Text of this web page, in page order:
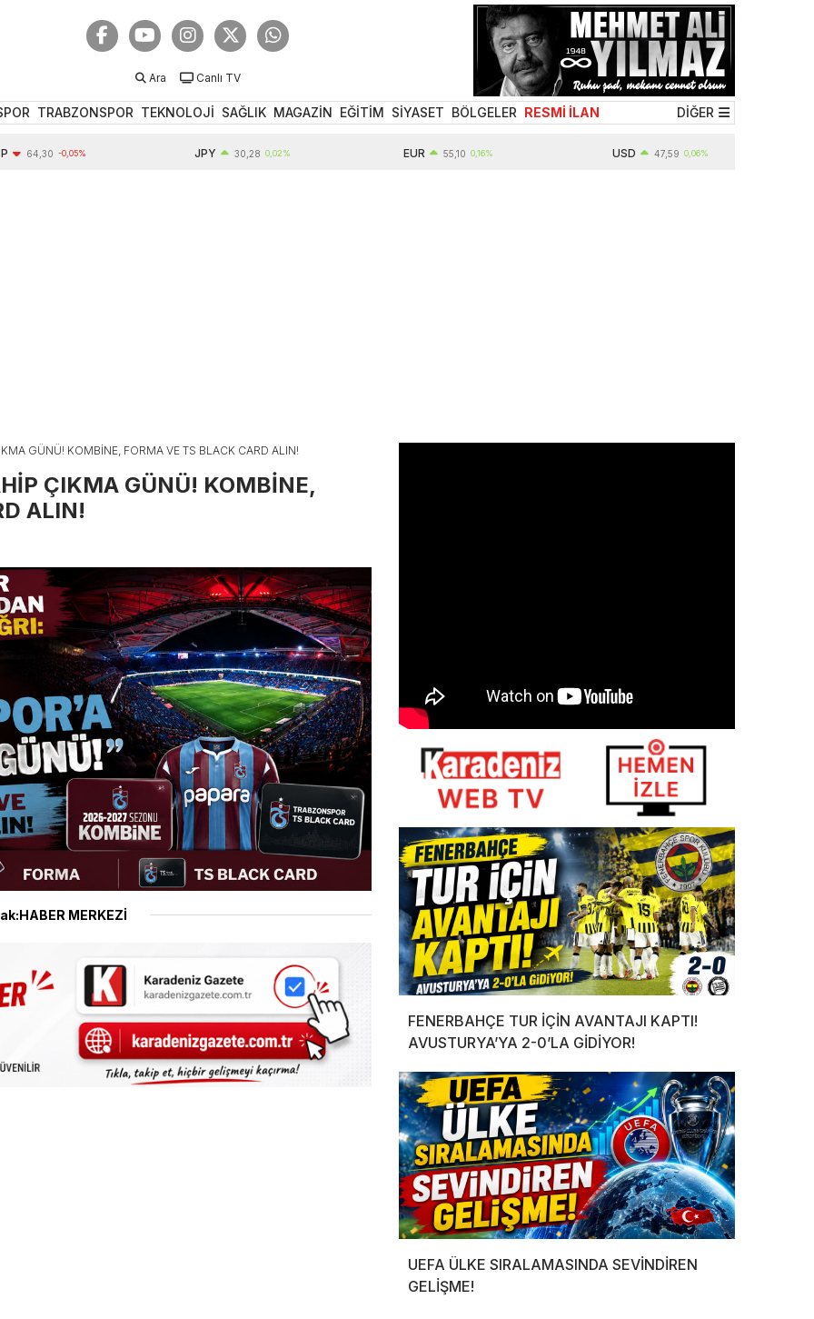
Ara Canlı TV
TRABZONSPOR TEKNOLOJİ SAĞLIK MAGAZİN EĞİTİM SİYASET BÖLGELER RESMİ İLAN DİĞER
-0,05% 30,28 0,02% 55,10 0,16% 47,59 0,06%
GÜNÜ! KOMBİNE, FORMA VE TS BLACK CARD ALIN!
ÇIKMA GÜNÜ! KOMBİNE,
ALIN!
MERKEZİ
FENERBAHÇE TUR İÇİN AVANTAJI KAPTI!
AVUSTURYA’YA 2-0’LA GİDİYOR!
UEFA ÜLKE SIRALAMASINDA SEVİNDİREN
GELİŞME!